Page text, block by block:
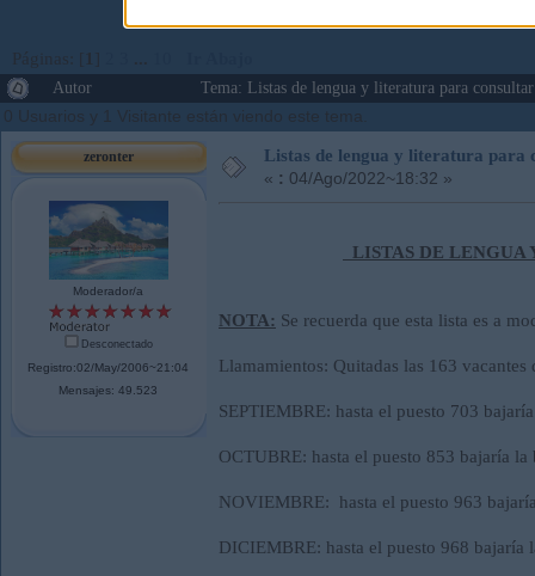
Páginas: [ 1 ...
Autor
Tema: Listas de lengua y literatura para
0 Usuarios y 1 Visitante están viendo este tema.
zeronter
Moderador/a
Desconectado
Registro:02/May/2006~21:04
Mensajes: 49.523
Listas de lengua y literatura para
« : 04/Ago/2022~18:32 »
LISTAS DE LENGUA
NOTA: Se recuerda que esta lista es a
Llamamientos: Quitadas las 163 vacantes
SEPTIEMBRE: hasta el puesto 703
OCTUBRE: hasta el puesto 853 bajaría
NOVIEMBRE: hasta el puesto 963
DICIEMBRE: hasta el puesto 968 bajaría